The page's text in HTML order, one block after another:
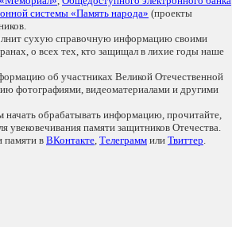
системы «Память народа» (проекты
сухую справочную информацию своими
о всех тех, кто защищал в лихие годы наше
об участниках Великой Отечественной
фотографиями, видеоматериалами и другими
начать обрабатывать информацию, прочитайте,
памяти защитников Отечества.
памяти в ВКонтакте, Телеграмм или Твиттер.